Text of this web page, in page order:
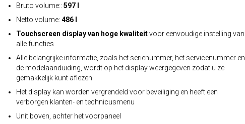
Bruto volume:: 597 l
Netto volume: 486 l
Touchscreen display van hoge kwaliteitvoor eenvoudige instelling van
alle functies
Alle belangrijke informatie, zoals het serienummer, het servicenummer en
de modelaanduiding, wordt op het display weergegeven zodat u ze
gemakkelijk kunt aflezen
Het display kan worden vergrendeld voor beveiliging en heeft een
verborgen klanten- en technicusmenu
Unit boven, achter het voorpaneel